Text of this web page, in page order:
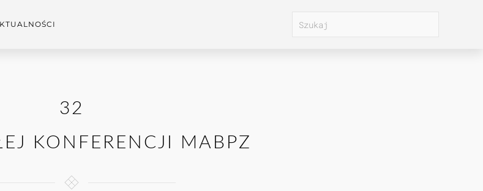
32
KONFERENCJI MABPZ